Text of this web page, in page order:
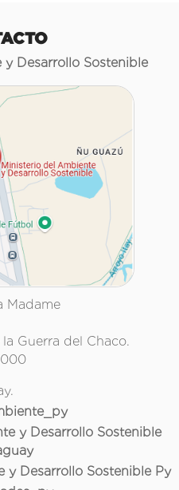
Desarrollo Sostenible
Madame
Guerra del Chaco.
y Desarrollo Sostenible
y Desarrollo Sostenible Py